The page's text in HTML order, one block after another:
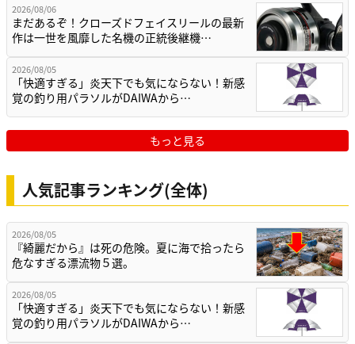
2026/08/06
まだあるぞ！クローズドフェイスリールの最新
作は一世を風靡した名機の正統後継機…
2026/08/05
「快適すぎる」炎天下でも気にならない！新感
覚の釣り用パラソルがDAIWAから…
もっと見る
人気記事ランキング(全体)
2026/08/05
『綺麗だから』は死の危険。夏に海で拾ったら
危なすぎる漂流物５選。
2026/08/05
「快適すぎる」炎天下でも気にならない！新感
覚の釣り用パラソルがDAIWAから…